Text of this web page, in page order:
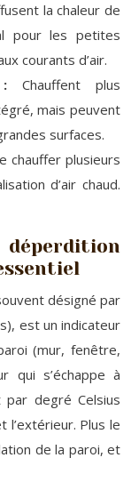
la chaleur de
pour les petites
courants d’air.
: Chauffent plus
mais peuvent
surfaces.
chauffer plusieurs
d’air chaud.
désigné par
est un indicateur
(mur, fenêtre,
qui s’échappe à
degré Celsius
l’extérieur. Plus le
de la paroi, et